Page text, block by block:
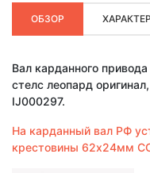
ОБЗОР
Вал карданного
стелс леопард
IJ000297.
На карданный вал РФ
крестовины 62х24мм